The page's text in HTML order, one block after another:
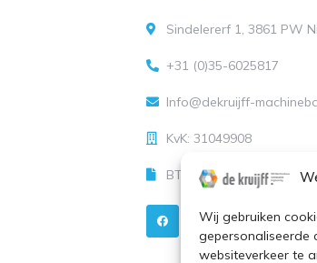
Wij gebruiken
gepersonaliseerde
websiteverkeer te
Sindelererf 1, 3861 PW
+31 (0)35-6025817
Info@dekruijff-
KvK: 31049908
BTW-nummer:
F
a
c
e
Y
o
u
t
u
P
i
n
t
e
k
i
-
l